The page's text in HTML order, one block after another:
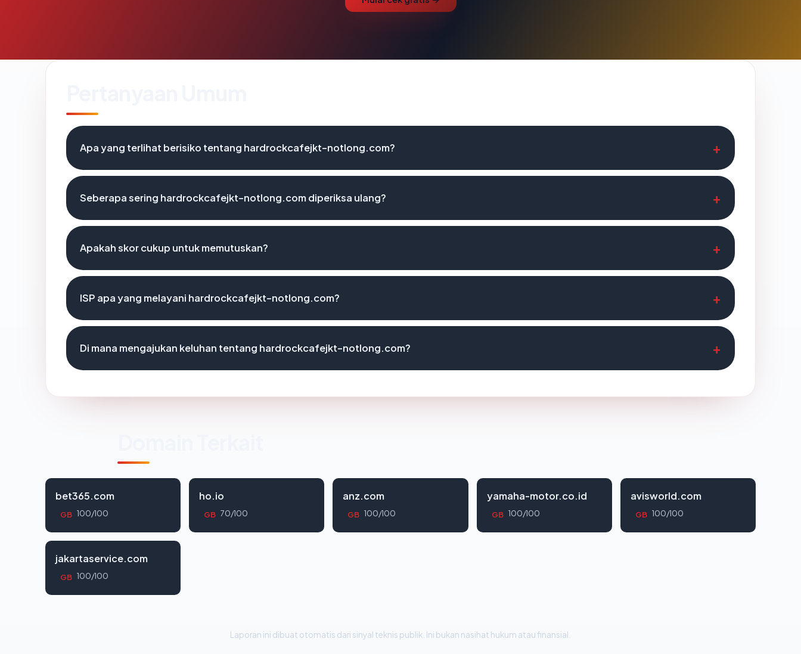
Apa yang terlihat berisiko tentang hardrockcafejkt-notlong.com?
Seberapa sering hardrockcafejkt-notlong.com diperiksa ulang?
Apakah skor cukup untuk memutuskan?
ISP apa yang melayani hardrockcafejkt-notlong.com?
Di mana mengajukan keluhan tentang hardrockcafejkt-notlong.com?
bet365.com
GB 100/100
ho.io
GB 70/100
anz.com
GB 100/100
yamaha-motor.co.id
GB 100/100
avisworld.com
GB 100/100
jakartaservice.com
GB 100/100
Laporan ini dibuat otomatis dari sinyal teknis publik. Ini bukan nasihat hukum atau finansial.